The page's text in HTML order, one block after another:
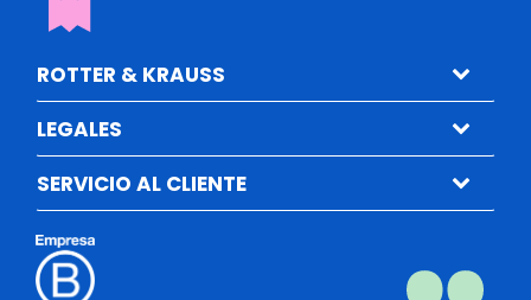
ROTTER & KRAUSS
LEGALES
SERVICIO AL CLIENTE